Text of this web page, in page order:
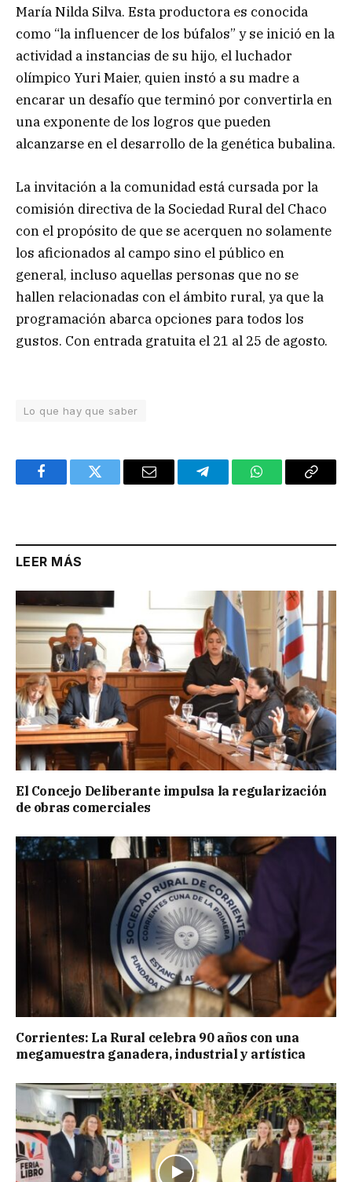
María Nilda Silva. Esta productora es conocida
como “la influencer de los búfalos” y se inició en la
actividad a instancias de su hijo, el luchador
olímpico Yuri Maier, quien instó a su madre a
encarar un desafío que terminó por convertirla en
una exponente de los logros que pueden
alcanzarse en el desarrollo de la genética bubalina.
La invitación a la comunidad está cursada por la
comisión directiva de la Sociedad Rural del Chaco
con el propósito de que se acerquen no solamente
los aficionados al campo sino el público en
general, incluso aquellas personas que no se
hallen relacionadas con el ámbito rural, ya que la
programación abarca opciones para todos los
gustos. Con entrada gratuita el 21 al 25 de agosto.
Lo que hay que saber
FacebookTwitter Email TelegramWhatsAppCopy
LEER MÁS
El Concejo Deliberante impulsa la regularización
de obras comerciales
Corrientes: La Rural celebra 90 años con una
megamuestra ganadera, industrial y artística